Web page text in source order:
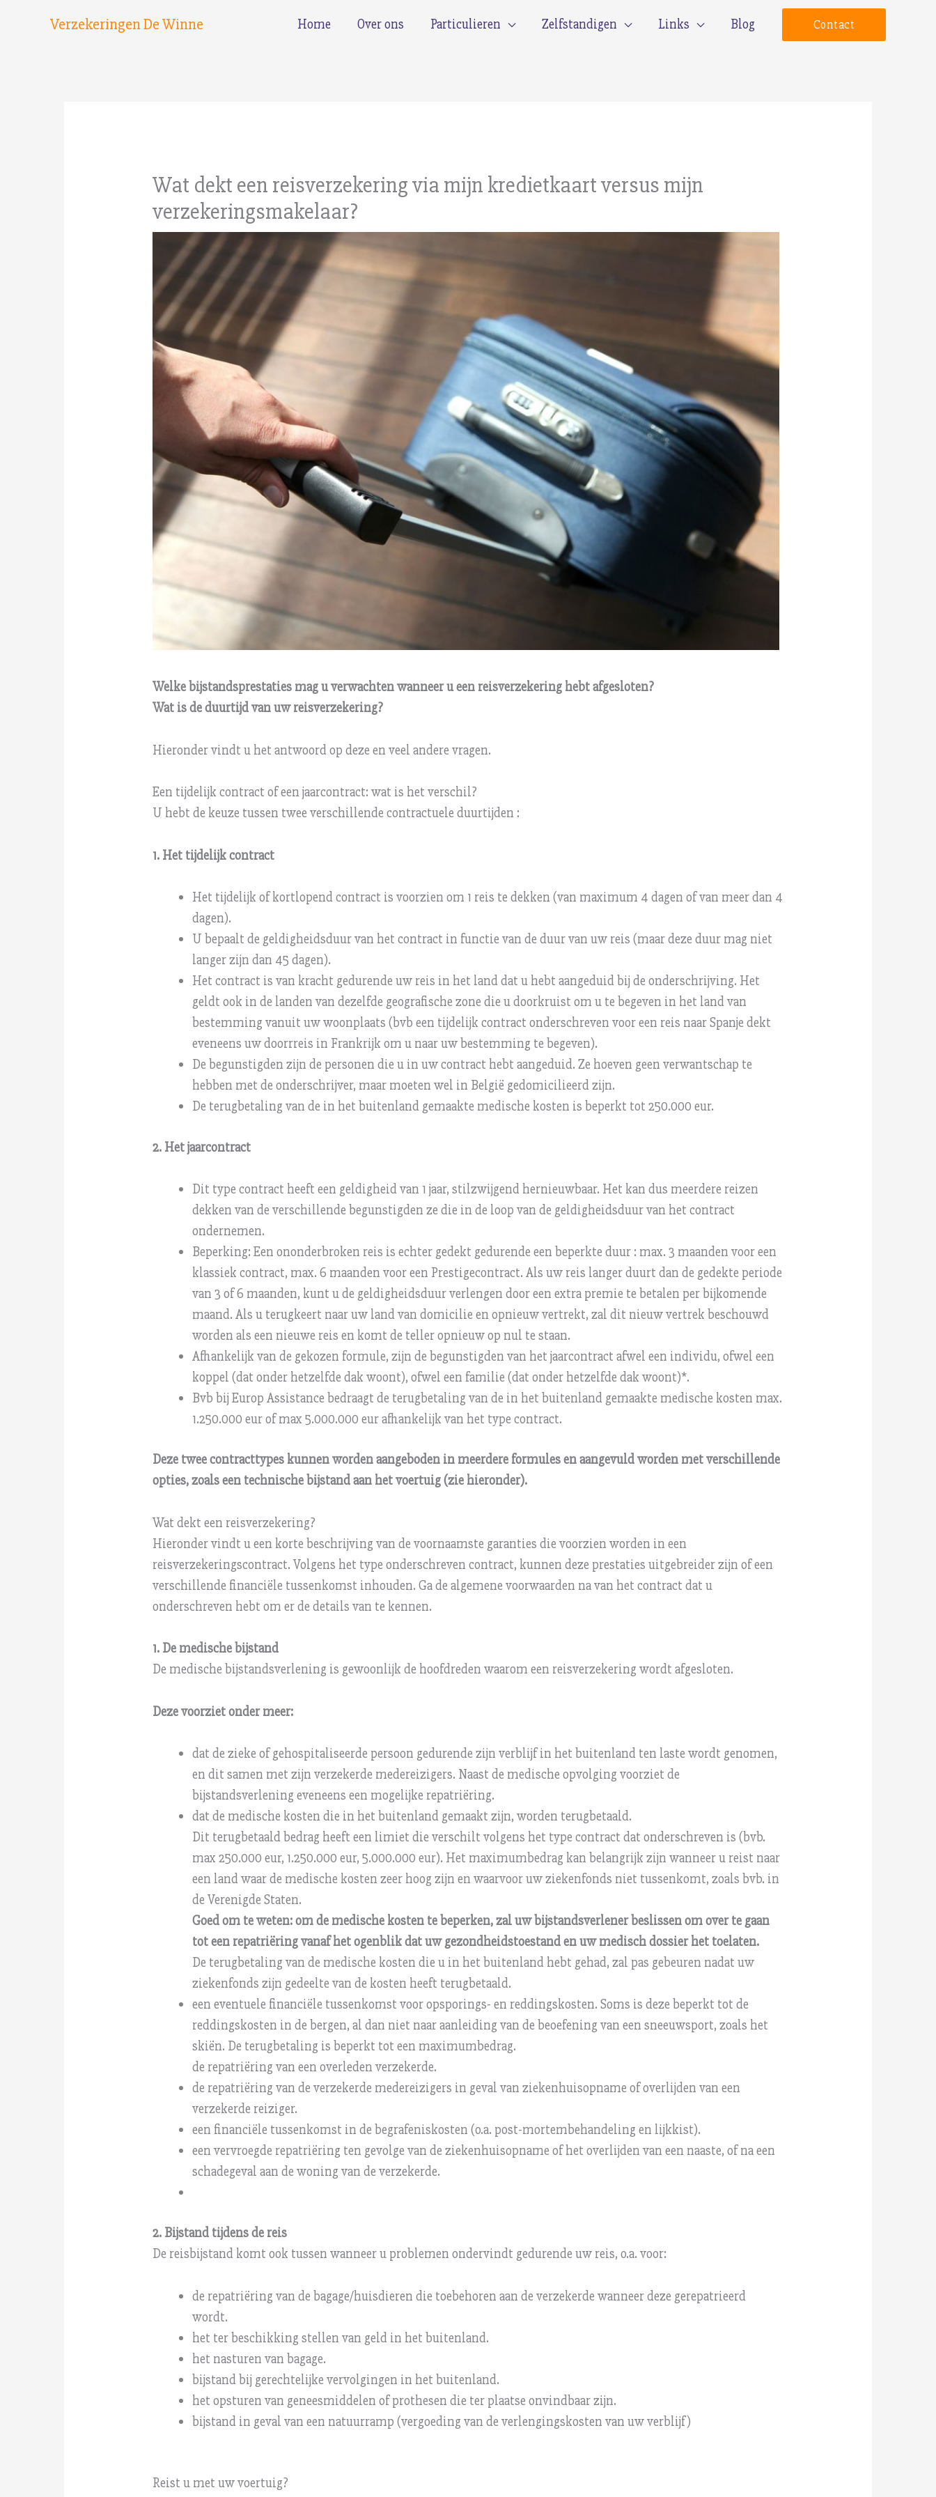
Verzekeringen De Winne Home Over ons Particulieren Zelfstandigen Links Blog Contact
Wat dekt een reisverzekering via mijn kredietkaart versus mijn
verzekeringsmakelaar?
Welke bijstandsprestaties mag u verwachten wanneer u een reisverzekering hebt afgesloten?
Wat is de duurtijd van uw reisverzekering?
Hieronder vindt u het antwoord op deze en veel andere vragen.
Een tijdelijk contract of een jaarcontract: wat is het verschil?
U hebt de keuze tussen twee verschillende contractuele duurtijden :
1. Het tijdelijk contract
Het tijdelijk of kortlopend contract is voorzien om 1 reis te dekken (van maximum 4 dagen of van meer dan 4
dagen).
U bepaalt de geldigheidsduur van het contract in functie van de duur van uw reis (maar deze duur mag niet
langer zijn dan 45 dagen).
Het contract is van kracht gedurende uw reis in het land dat u hebt aangeduid bij de onderschrijving. Het
geldt ook in de landen van dezelfde geografische zone die u doorkruist om u te begeven in het land van
bestemming vanuit uw woonplaats (bvb een tijdelijk contract onderschreven voor een reis naar Spanje dekt
eveneens uw doorrreis in Frankrijk om u naar uw bestemming te begeven).
De begunstigden zijn de personen die u in uw contract hebt aangeduid. Ze hoeven geen verwantschap te
hebben met de onderschrijver, maar moeten wel in België gedomicilieerd zijn.
De terugbetaling van de in het buitenland gemaakte medische kosten is beperkt tot 250.000 eur.
2. Het jaarcontract
Dit type contract heeft een geldigheid van 1 jaar, stilzwijgend hernieuwbaar. Het kan dus meerdere reizen
dekken van de verschillende begunstigden ze die in de loop van de geldigheidsduur van het contract
ondernemen.
Beperking: Een ononderbroken reis is echter gedekt gedurende een beperkte duur : max. 3 maanden voor een
klassiek contract, max. 6 maanden voor een Prestigecontract. Als uw reis langer duurt dan de gedekte periode
van 3 of 6 maanden, kunt u de geldigheidsduur verlengen door een extra premie te betalen per bijkomende
maand. Als u terugkeert naar uw land van domicilie en opnieuw vertrekt, zal dit nieuw vertrek beschouwd
worden als een nieuwe reis en komt de teller opnieuw op nul te staan.
Afhankelijk van de gekozen formule, zijn de begunstigden van het jaarcontract afwel een individu, ofwel een
koppel (dat onder hetzelfde dak woont), ofwel een familie (dat onder hetzelfde dak woont)*.
Bvb bij Europ Assistance bedraagt de terugbetaling van de in het buitenland gemaakte medische kosten max.
1.250.000 eur of max 5.000.000 eur afhankelijk van het type contract.
Deze twee contracttypes kunnen worden aangeboden in meerdere formules en aangevuld worden met verschillende
opties, zoals een technische bijstand aan het voertuig (zie hieronder).
Wat dekt een reisverzekering?
Hieronder vindt u een korte beschrijving van de voornaamste garanties die voorzien worden in een
reisverzekeringscontract. Volgens het type onderschreven contract, kunnen deze prestaties uitgebreider zijn of een
verschillende financiële tussenkomst inhouden. Ga de algemene voorwaarden na van het contract dat u
onderschreven hebt om er de details van te kennen.
1. De medische bijstand
De medische bijstandsverlening is gewoonlijk de hoofdreden waarom een reisverzekering wordt afgesloten.
Deze voorziet onder meer:
dat de zieke of gehospitaliseerde persoon gedurende zijn verblijf in het buitenland ten laste wordt genomen,
en dit samen met zijn verzekerde medereizigers. Naast de medische opvolging voorziet de
bijstandsverlening eveneens een mogelijke repatriëring.
dat de medische kosten die in het buitenland gemaakt zijn, worden terugbetaald.
Dit terugbetaald bedrag heeft een limiet die verschilt volgens het type contract dat onderschreven is (bvb.
max 250.000 eur, 1.250.000 eur, 5.000.000 eur). Het maximumbedrag kan belangrijk zijn wanneer u reist naar
een land waar de medische kosten zeer hoog zijn en waarvoor uw ziekenfonds niet tussenkomt, zoals bvb. in
de Verenigde Staten.
Goed om te weten: om de medische kosten te beperken, zal uw bijstandsverlener beslissen om over te gaan
tot een repatriëring vanaf het ogenblik dat uw gezondheidstoestand en uw medisch dossier het toelaten.
De terugbetaling van de medische kosten die u in het buitenland hebt gehad, zal pas gebeuren nadat uw
ziekenfonds zijn gedeelte van de kosten heeft terugbetaald.
een eventuele financiële tussenkomst voor opsporings- en reddingskosten. Soms is deze beperkt tot de
reddingskosten in de bergen, al dan niet naar aanleiding van de beoefening van een sneeuwsport, zoals het
skiën. De terugbetaling is beperkt tot een maximumbedrag.
de repatriëring van een overleden verzekerde.
de repatriëring van de verzekerde medereizigers in geval van ziekenhuisopname of overlijden van een
verzekerde reiziger.
een financiële tussenkomst in de begrafeniskosten (o.a. post-mortembehandeling en lijkkist).
een vervroegde repatriëring ten gevolge van de ziekenhuisopname of het overlijden van een naaste, of na een
schadegeval aan de woning van de verzekerde.
2. Bijstand tijdens de reis
De reisbijstand komt ook tussen wanneer u problemen ondervindt gedurende uw reis, o.a. voor:
de repatriëring van de bagage/huisdieren die toebehoren aan de verzekerde wanneer deze gerepatrieerd
wordt.
het ter beschikking stellen van geld in het buitenland.
het nasturen van bagage.
bijstand bij gerechtelijke vervolgingen in het buitenland.
het opsturen van geneesmiddelen of prothesen die ter plaatse onvindbaar zijn.
bijstand in geval van een natuurramp (vergoeding van de verlengingskosten van uw verblijf)
Reist u met uw voertuig?